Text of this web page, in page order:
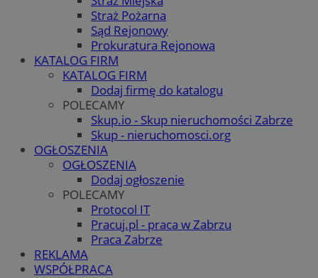
Straż Pożarna
Sąd Rejonowy
Prokuratura Rejonowa
KATALOG FIRM
KATALOG FIRM
Dodaj firmę do katalogu
POLECAMY
Skup.io - Skup nieruchomości Zabrze
Skup - nieruchomosci.org
OGŁOSZENIA
OGŁOSZENIA
Dodaj ogłoszenie
POLECAMY
Protocol IT
Pracuj.pl - praca w Zabrzu
Praca Zabrze
REKLAMA
WSPÓŁPRACA